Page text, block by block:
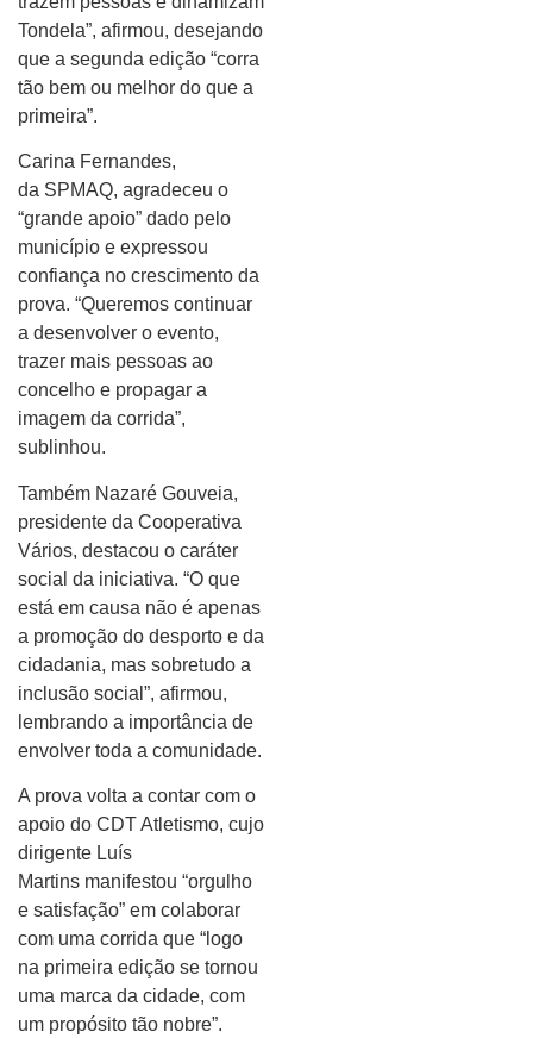
Tondela”, afirmou, desejando
que a segunda edição “corra
tão bem ou melhor do que a
primeira”.
Carina Fernandes,
da SPMAQ, agradeceu o
“grande apoio” dado pelo
município e expressou
confiança no crescimento da
prova. “Queremos continuar
a desenvolver o evento,
trazer mais pessoas ao
concelho e propagar a
imagem da corrida”,
sublinhou.
Também Nazaré Gouveia,
presidente da Cooperativa
Vários, destacou o caráter
social da iniciativa. “O que
está em causa não é apenas
a promoção do desporto e da
cidadania, mas sobretudo a
inclusão social”, afirmou,
lembrando a importância de
envolver toda a comunidade.
A prova volta a contar com o
apoio do CDT Atletismo, cujo
dirigente Luís
Martins manifestou “orgulho
e satisfação” em colaborar
com uma corrida que “logo
na primeira edição se tornou
uma marca da cidade, com
um propósito tão nobre”.